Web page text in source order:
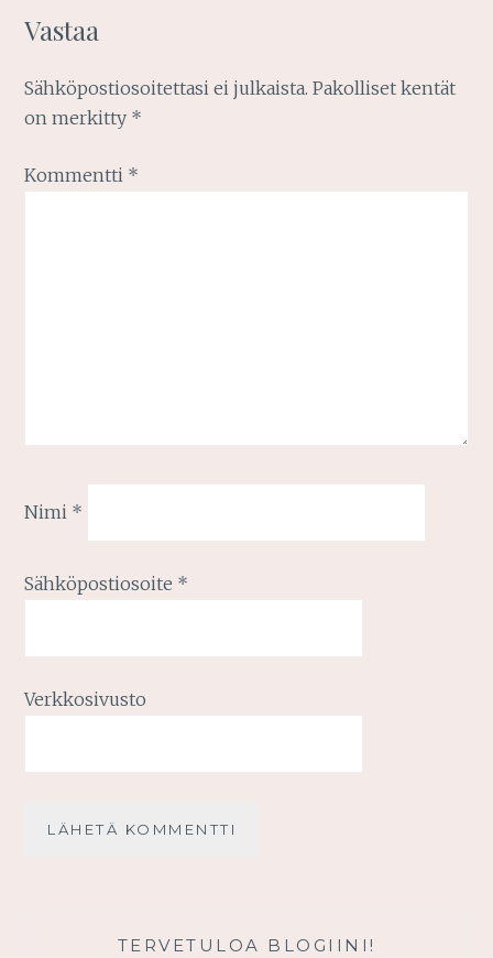
Vastaa
Sähköpostiosoitettasi ei julkaista. Pakolliset kentät
on merkitty *
Kommentti *
Nimi *
Sähköpostiosoite *
Verkkosivusto
TERVETULOA BLOGIINI!